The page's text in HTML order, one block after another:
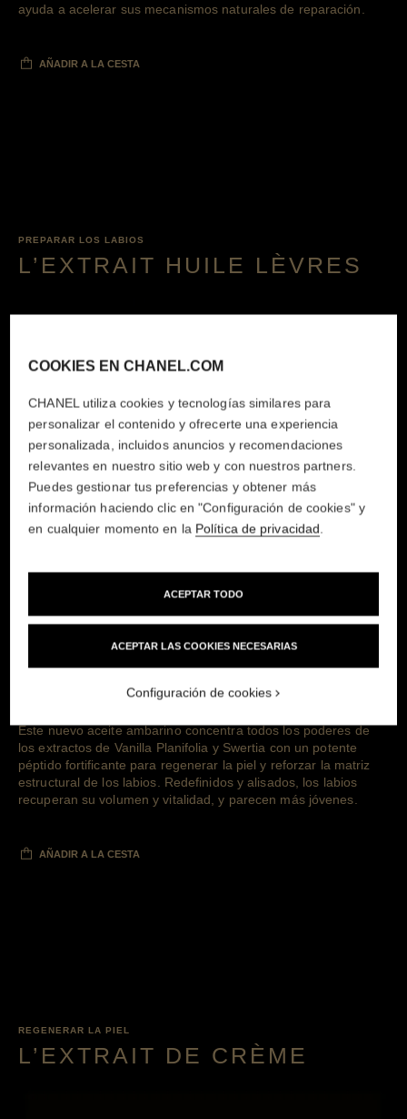
ayuda a acelerar sus mecanismos naturales de reparación.
AÑADIR A LA CESTA
PREPARAR LOS LABIOS
L’EXTRAIT HUILE LÈVRES
Este nuevo aceite ambarino concentra todos los poderes de
los extractos de Vanilla Planifolia y Swertia con un potente
péptido fortificante para regenerar la piel y reforzar la matriz
estructural de los labios. Redefinidos y alisados, los labios
recuperan su volumen y vitalidad, y parecen más jóvenes.
AÑADIR A LA CESTA
REGENERAR LA PIEL
L’EXTRAIT DE CRÈME
COOKIES EN CHANEL.COM
CHANEL utiliza cookies y tecnologías similares para
personalizar el contenido y ofrecerte una experiencia
personalizada, incluidos anuncios y recomendaciones
relevantes en nuestro sitio web y con nuestros partners.
Puedes gestionar tus preferencias y obtener más
información haciendo clic en "Configuración de cookies" y
en cualquier momento en la Política de privacidad.
ACEPTAR LAS COOKIES NECESARIAS
ACEPTAR TODO
Configuración de cookies